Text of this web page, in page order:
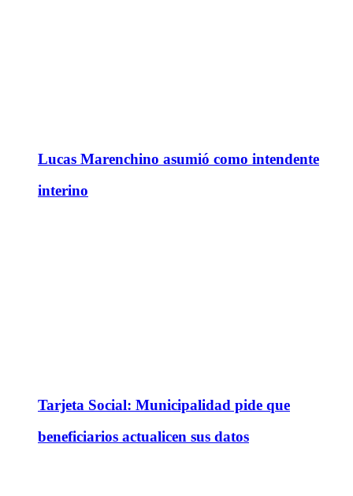
Lucas Marenchino asumió como intendente
interino
Tarjeta Social: Municipalidad pide que
beneficiarios actualicen sus datos